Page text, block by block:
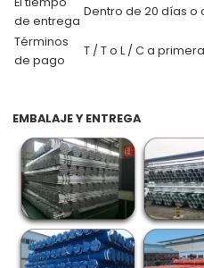
de entrega
Dentro de 20 días o
Términos
de pago
T / T o L / C a
EMBALAJE Y ENTREGA